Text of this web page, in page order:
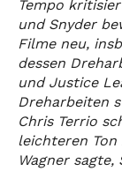
Tempo
und Snyder
Filme neu,
dessen
und Justice
Dreharbeiten
Chris Terrio
leichteren Ton
Wagner